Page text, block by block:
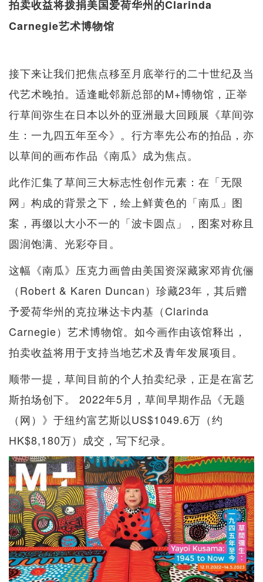
拍卖收益将拨捐美国爱荷华州的Clarinda
Carnegie艺术博物馆
接下来让我们把焦点移至月底举行的二十世纪及当
代艺术晚拍。适逢毗邻新总部的M+博物馆，正举
行草间弥生在日本以外的亚洲最大回顾展《草间弥
生：一九四五年至今》。行方率先公布的拍品，亦
以草间的画布作品《南瓜》成为焦点。
此作汇集了草间三大标志性创作元素：在「无限
网」构成的背景之下，绘上鲜黄色的「南瓜」图
案，再缀以大小不一的「波卡圆点」，图案对称且
圆润饱满、光彩夺目。
这幅《南瓜》压克力画曾由美国资深藏家邓肯伉俪
（Robert & Karen Duncan）珍藏23年，其后赠
予爱荷华州的克拉琳达卡内基（Clarinda
Carnegie）艺术博物馆。如今画作由该馆释出，
拍卖收益将用于支持当地艺术及青年发展项目。
顺带一提，草间目前的个人拍卖纪录，正是在富艺
斯拍场创下。 2022年5月，草间早期作品《无题
（网）》于纽约富艺斯以US$1049.6万（约
HK$8,180万）成交，写下纪录。